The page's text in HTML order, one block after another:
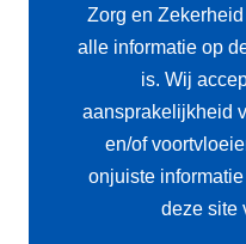
Zorg en
alle informatie op
is. Wij
aansprakelijkheid
en/of
onjuiste
deze site